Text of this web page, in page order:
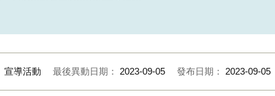
宣導活動 最後異動日期： 2023-09-05 發布日期： 2023-09-05